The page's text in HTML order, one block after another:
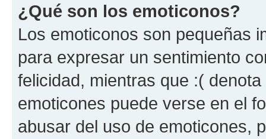
¿Qué son los emoticonos?
Los emoticonos son pequeñas
para expresar un sentimiento
felicidad, mientras que :(
emoticones puede verse en el
abusar del uso de emoticones,